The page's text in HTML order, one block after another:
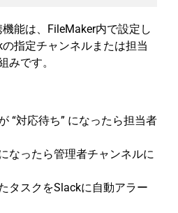
能は、FileMaker内で設定し
指定チャンネルまたは担当
みです。
“対応待ち” になったら担当者
なったら管理者チャンネルに
タスクをSlackに自動アラー